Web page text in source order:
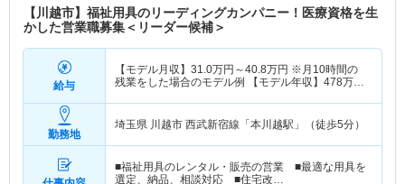
【川越市】福祉用具のリーディングカンパニー！医療資格を生
かした営業職募集＜リーダー候補＞
給与
【モデル月収】 31.0万円～40.8万円 ※月10時間の
残業をした場合のモデル例 【モデル年収】 478万円
例
勤務地
埼玉県 川越市 西武新宿線「本川越駅」（徒歩5分）
■福祉用具のレンタル・販売の営業 ■最適な用具を
選定、納品、相談対応 ■住宅改…